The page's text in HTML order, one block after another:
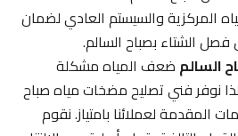
المركزية والسيستم العادي لضمان
الشتاء بصباح السالم.
ضعف المياه مشكلة
نوفر فني تصليح مضخات مياه صباح
لعملائنا بامتياز. نقوم